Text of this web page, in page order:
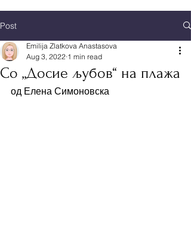
Post
Со „Досие љубов“ на плажа
Emilija Zlatkova Anastasova
Aug 3, 2022 1 min read
од Елена Симоновска